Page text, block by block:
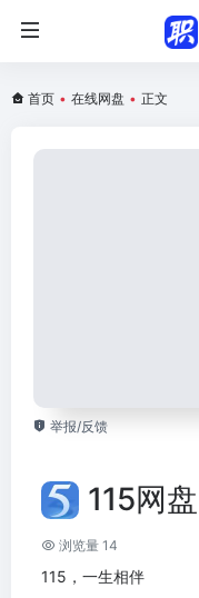
首页 • 在线网盘 • 正文
举报/反馈
115网盘
浏览量 14
115，一生相伴